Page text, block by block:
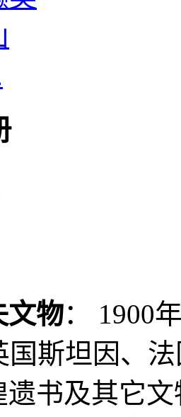
文物： 1900
国斯坦因、
遗书及其它